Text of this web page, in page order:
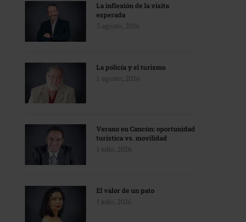
La inflexión de la visita
esperada
3 agosto, 2026
La policía y el turismo
1 agosto, 2026
Verano en Cancún: oportunidad
turística vs. movilidad
1 julio, 2026
El valor de un pato
1 julio, 2026